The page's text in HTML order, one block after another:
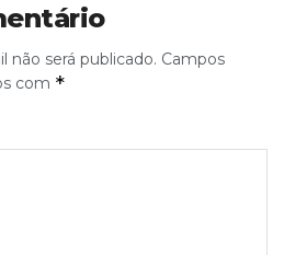
não será publicado. Campos
com *